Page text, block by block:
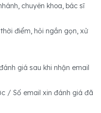
chuyên khoa, bác sĩ
điểm, hỏi ngắn gọn, xử
giá sau khi nhận email
/ Số email xin đánh giá đã